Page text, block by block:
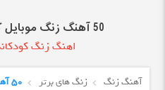
50 آهنگ زنگ موبایل کودکانه ۱۴۰۵ و 2026
اهنگ زنگ کودکانه 2026 و
آهنگ زنگ زنگ های برتر 50 آهنگ زنگ موبایل کودکانه